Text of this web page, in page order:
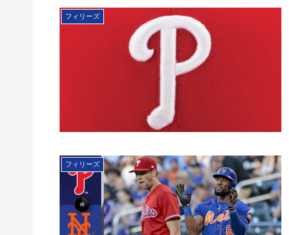
フィリーズ
フィリーズ